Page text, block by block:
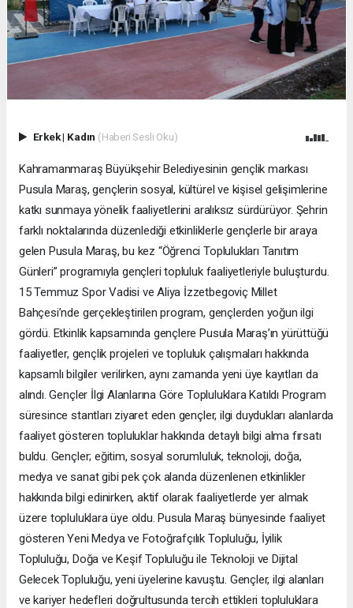
Erkek| Kadın (Haberi Sesli Oku)
Kahramanmaraş Büyükşehir Belediyesinin gençlik markası
Pusula Maraş, gençlerin sosyal, kültürel ve kişisel gelişimlerine
katkı sunmaya yönelik faaliyetlerini aralıksız sürdürüyor. Şehrin
farklı noktalarında düzenlediği etkinliklerle gençlerle bir araya
gelen Pusula Maraş, bu kez “Öğrenci Toplulukları Tanıtım
Günleri” programıyla gençleri topluluk faaliyetleriyle buluşturdu.
15 Temmuz Spor Vadisi ve Aliya İzzetbegoviç Millet
Bahçesi’nde gerçekleştirilen program, gençlerden yoğun ilgi
gördü. Etkinlik kapsamında gençlere Pusula Maraş’ın yürüttüğü
faaliyetler, gençlik projeleri ve topluluk çalışmaları hakkında
kapsamlı bilgiler verilirken, aynı zamanda yeni üye kayıtları da
alındı. Gençler İlgi Alanlarına Göre Topluluklara Katıldı Program
süresince stantları ziyaret eden gençler, ilgi duydukları alanlarda
faaliyet gösteren topluluklar hakkında detaylı bilgi alma fırsatı
buldu. Gençler; eğitim, sosyal sorumluluk, teknoloji, doğa,
medya ve sanat gibi pek çok alanda düzenlenen etkinlikler
hakkında bilgi edinirken, aktif olarak faaliyetlerde yer almak
üzere topluluklara üye oldu. Pusula Maraş bünyesinde faaliyet
gösteren Yeni Medya ve Fotoğrafçılık Topluluğu, İyilik
Topluluğu, Doğa ve Keşif Topluluğu ile Teknoloji ve Dijital
Gelecek Topluluğu, yeni üyelerine kavuştu. Gençler, ilgi alanları
ve kariyer hedefleri doğrultusunda tercih ettikleri topluluklara